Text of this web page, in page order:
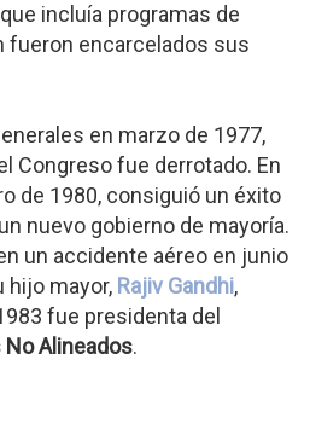
que incluía programas de
fueron encarcelados sus
en marzo de 1977,
Congreso fue derrotado. En
de 1980, consiguió un éxito
nuevo gobierno de mayoría.
un accidente aéreo en junio
hijo mayor, Rajiv Gandhi,
fue presidenta del
No Alineados.